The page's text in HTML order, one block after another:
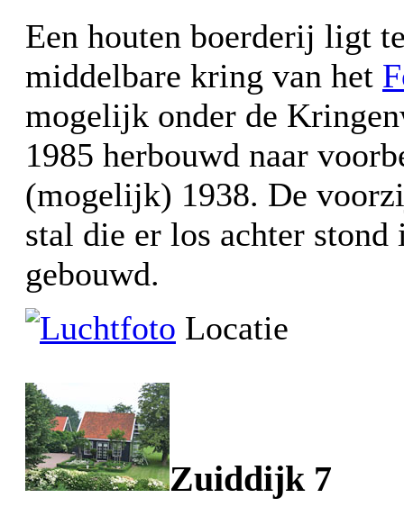
Een houten boerderij ligt
middelbare kring van het
mogelijk onder de
1985 herbouwd naar
(mogelijk) 1938. De
stal die er los achter
gebouwd.
Locatie
Zuiddijk 7